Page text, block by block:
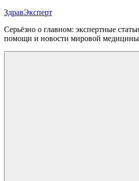
Перейти
содержимому
ЗдравЭксперт
Серьёзно о главном: экспертные
помощи и новости мировой медицины